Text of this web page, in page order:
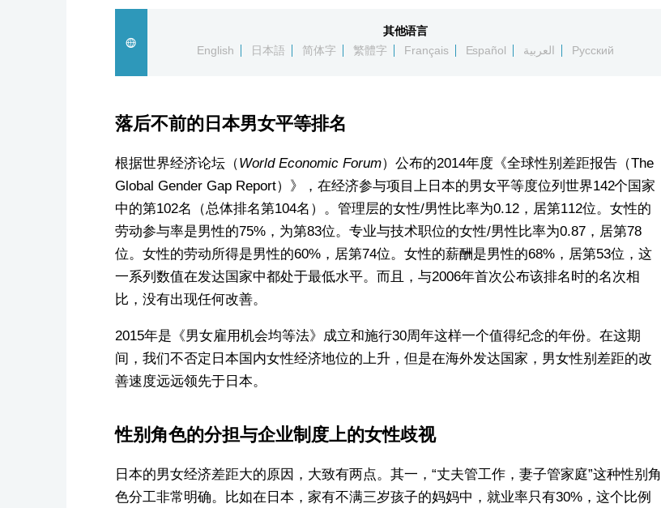
其他语言
English
日本語 简体字 繁體字 Français Español العربية Русский
落后不前的日本男女平等排名
根据世界经济论坛（World Economic Forum）公布的2014年度《全球性别差距报告（The
Global Gender Gap Report）》，在经济参与项目上日本的男女平等度位列世界142个国家
中的第102名（总体排名第104名）。管理层的女性/男性比率为0.12，居第112位。女性的
劳动参与率是男性的75%，为第83位。专业与技术职位的女性/男性比率为0.87，居第78
位。女性的劳动所得是男性的60%，居第74位。女性的薪酬是男性的68%，居第53位，这
一系列数值在发达国家中都处于最低水平。而且，与2006年首次公布该排名时的名次相
比，没有出现任何改善。
2015年是《男女雇用机会均等法》成立和施行30周年这样一个值得纪念的年份。在这期
间，我们不否定日本国内女性经济地位的上升，但是在海外发达国家，男女性别差距的改
善速度远远领先于日本。
性别角色的分担与企业制度上的女性歧视
日本的男女经济差距大的原因，大致有两点。其一，“丈夫管工作，妻子管家庭”这种性别角
色分工非常明确。比如在日本，家有不满三岁孩子的妈妈中，就业率只有30%，这个比例